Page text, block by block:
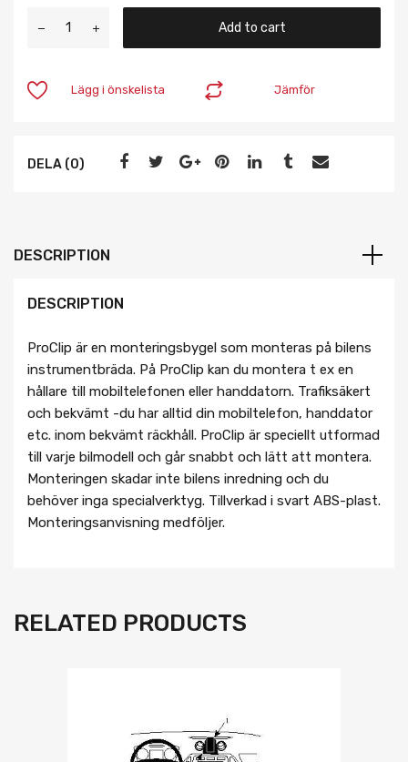
Add to cart
Jämför
Lägg i önskelista
DELA (0)
DESCRIPTION
DESCRIPTION
ProClip är en monteringsbygel som monteras på bilens
instrumentbräda. På ProClip kan du montera t ex en
hållare till mobiltelefonen eller handdatorn. Trafiksäkert
och bekvämt -du har alltid din mobiltelefon, handdator
etc. inom bekvämt räckhåll. ProClip är speciellt utformad
till varje bilmodell och går snabbt och lätt att montera.
Monteringen skadar inte bilens inredning och du
behöver inga specialverktyg. Tillverkad i svart ABS-plast.
Monteringsanvisning medföljer.
RELATED PRODUCTS